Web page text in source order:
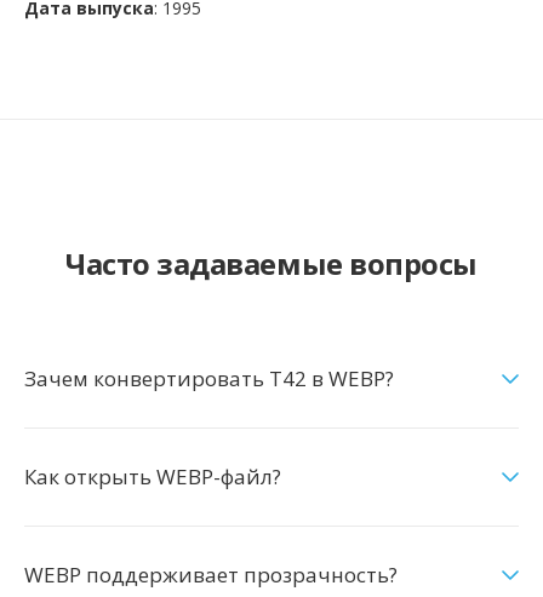
Дата выпуска: 1995
Часто задаваемые вопросы
Зачем конвертировать T42 в WEBP?
Как открыть WEBP-файл?
WEBP поддерживает прозрачность?